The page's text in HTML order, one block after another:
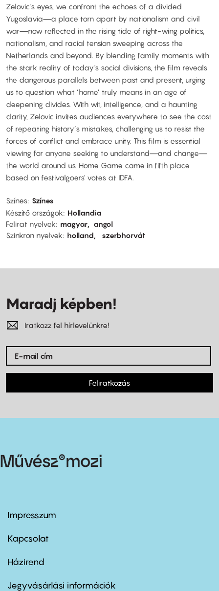
Zelovic's eyes, we confront the echoes of a divided
Yugoslavia—a place torn apart by nationalism and civil
war—now reflected in the rising tide of right-wing politics,
nationalism, and racial tension sweeping across the
Netherlands and beyond. By blending family moments with
the stark reality of today's social divisions, the film reveals
the dangerous parallels between past and present, urging
us to question what ‘home’ truly means in an age of
deepening divides. With wit, intelligence, and a haunting
clarity, Zelovic invites audiences everywhere to see the cost
of repeating history’s mistakes, challenging us to resist the
forces of conflict and embrace unity. This film is essential
viewing for anyone seeking to understand—and change—
the world around us. Home Game came in fifth place
based on festivalgoers' votes at IDFA.
Színes Színes
Készítő országok
Hollandia
Felirat nyelvek
magyar
angol
Szinkron nyelvek
holland szerbhorvát
Maradj képben!
Iratkozz fel hírlevelünkre!
Feliratkozás
Footer
first
Impresszum
Kapcsolat
Footer
second
Házirend
Jegyvásárlási információk